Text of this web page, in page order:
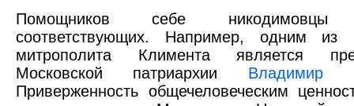
Помощников себе никодимовцы
соответствующих. Например, одним из
митрополита Климента является
Московской патриархии Владимир
Приверженность общечеловеческим